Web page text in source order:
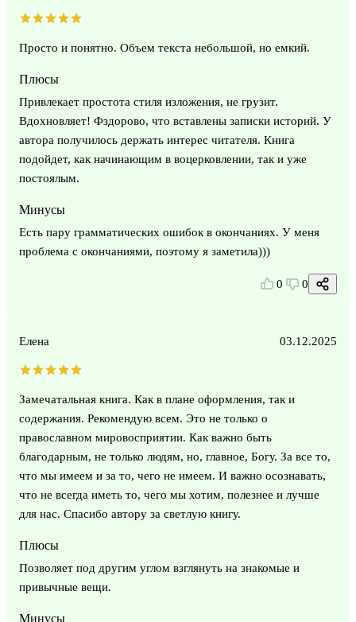
Просто и понятно. Объем текста небольшой, но емкий.
Плюсы
Привлекает простота стиля изложения, не грузит.
Вдохновляет! Фздорово, что вставлены записки историй. У
автора получилось держать интерес читателя. Книга
подойдет, как начинающим в воцерковлении, так и уже
постоялым.
Минусы
Есть пару грамматических ошибок в окончаниях. У меня
проблема с окончаниями, поэтому я заметила)))
0 0
Елена 03.12.2025
Замечатальная книга. Как в плане оформления, так и
содержания. Рекомендую всем. Это не только о
православном мировосприятии. Как важно быть
благодарным, не только людям, но, главное, Богу. За все то,
что мы имеем и за то, чего не имеем. И важно осознавать,
что не всегда иметь то, чего мы хотим, полезнее и лучше
для нас. Спасибо автору за светлую книгу.
Плюсы
Позволяет под другим углом взглянуть на знакомые и
привычные вещи.
Минусы